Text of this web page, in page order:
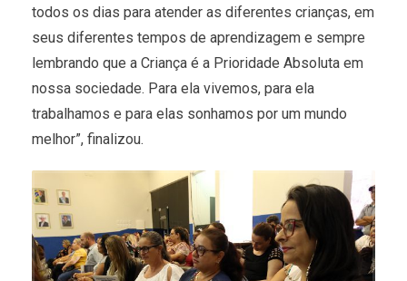
todos os dias para atender as diferentes crianças, em
seus diferentes tempos de aprendizagem e sempre
lembrando que a Criança é a Prioridade Absoluta em
nossa sociedade. Para ela vivemos, para ela
trabalhamos e para elas sonhamos por um mundo
melhor”, finalizou.